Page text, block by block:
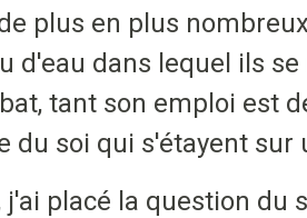
plus en plus
dans lequel ils
tant son emploi est
soi qui s'étayent
placé la question du